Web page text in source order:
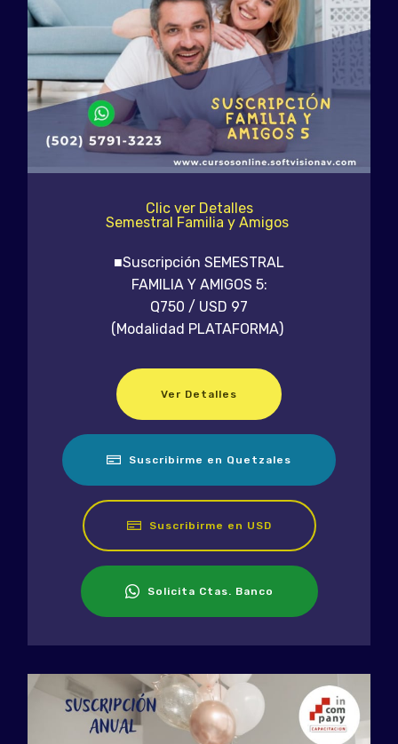
Clic ver Detalles
Semestral Familia y Amigos
■Suscripción SEMESTRAL
FAMILIA Y AMIGOS 5:
Q750 / USD 97
(Modalidad PLATAFORMA)
Ver Detalles
Suscribirme en Quetzales
Suscribirme en USD
Solicita Ctas. Banco